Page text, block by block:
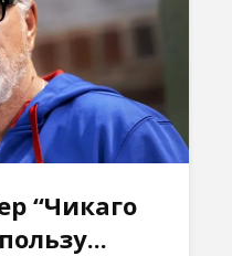
“Чикаго